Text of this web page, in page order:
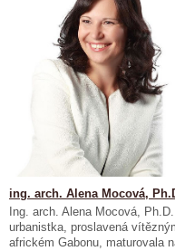
ing. arch. Alena Mocová,
Ing. arch. Alena Mocová,
urbanistka, proslavená
africkém Gabonu, maturovala